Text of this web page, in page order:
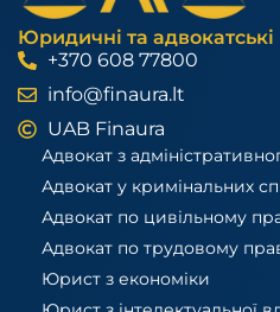
Юридичні та адвокатські
+370 608 77800
info@finaura.lt
UAB Finaura
Адвокат з
Адвокат у кримінальних
Адвокат по цивільному
Адвокат по трудовому
Юрист з економіки